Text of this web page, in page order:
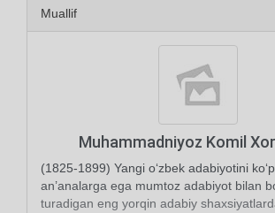
Muallif
Muhammadniyoz Komil
(1825-1899) Yangi o‘zbek adabiyotini
an’analarga ega mumtoz adabiyot bilan
turadigan eng yorqin adabiy